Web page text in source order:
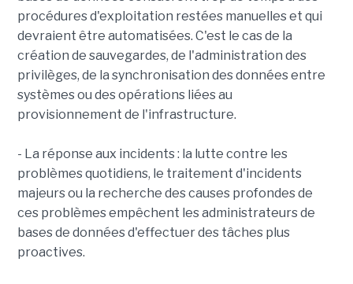
procédures d'exploitation restées manuelles et qui
devraient être automatisées. C'est le cas de la
création de sauvegardes, de l'administration des
privilèges, de la synchronisation des données entre
systèmes ou des opérations liées au
provisionnement de l'infrastructure.
- La réponse aux incidents : la lutte contre les
problèmes quotidiens, le traitement d'incidents
majeurs ou la recherche des causes profondes de
ces problèmes empêchent les administrateurs de
bases de données d'effectuer des tâches plus
proactives.